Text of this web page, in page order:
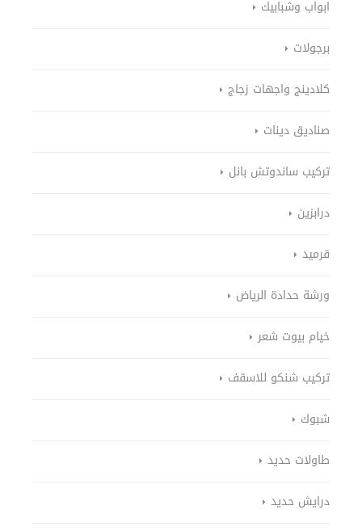
ابواب وشبابيك
برجولات
كلادينج واجهات زجاج
صناديق دينات
تركيب ساندوتش بانل
درابزين
قرميد
ورشة حدادة الرياض
خيام بيوت شعر
تركيب شنكو للاسقف
شبوك
طاولات حديد
درايش حديد